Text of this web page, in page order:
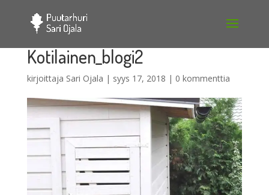
Kotilainen_blogi2
kirjoittaja Sari Ojala | syys 17, 2018 | 0 kommenttia